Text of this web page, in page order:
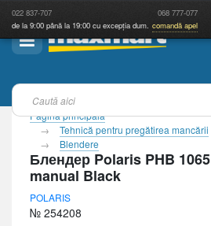
022 837-707 068 777-077
de la 9:00 până la 19:00 cu excepția dum. comandă apel
Pagina principală
Tehnică pentru pregătirea mancării
Blendere
Блендер Polaris PHB 1065
manual Black
POLARIS
№ 254208